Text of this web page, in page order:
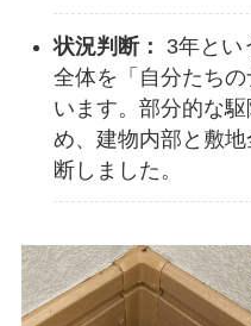
状況判断：
3年とい
全体を「自分たち
います。部分的な
め、建物内部と敷
断しました。